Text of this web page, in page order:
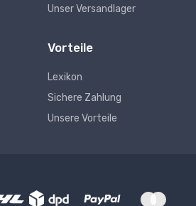
Unser Versandlager
Vorteile
Lexikon
Sichere Zahlung
Unsere Vorteile